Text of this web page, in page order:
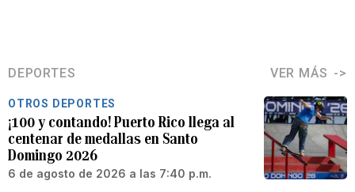
DEPORTES VER MÁS
OTROS DEPORTES
¡100 y contando! Puerto Rico llega al
centenar de medallas en Santo
Domingo 2026
6 de agosto de 2026 a las 7:40 p.m.